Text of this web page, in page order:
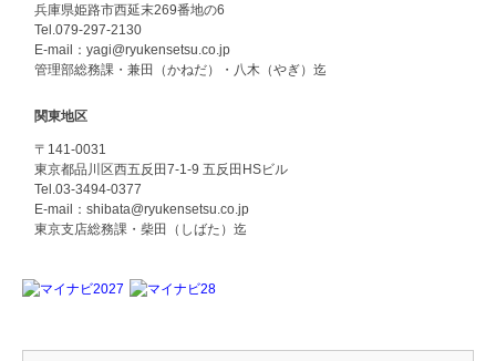
兵庫県姫路市西延末269番地の6
Tel.079-297-2130
E-mail：yagi@ryukensetsu.co.jp
管理部総務課・兼田（かねだ）・八木（やぎ）迄
関東地区
〒141-0031
東京都品川区西五反田7-1-9 五反田HSビル
Tel.03-3494-0377
E-mail：shibata@ryukensetsu.co.jp
東京支店総務課・柴田（しばた）迄